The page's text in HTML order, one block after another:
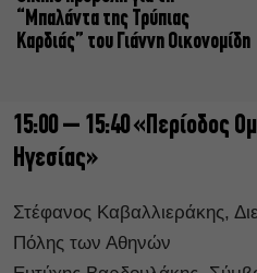
“Μπαλάντα της Τρύπιας
Καρδιάς” του Γιάννη Οικονομίδη
15:00 – 15:40 «Περίοδος
Ηγεσίας»
Στέφανος Καβαλλιεράκης,
Πόλης των Αθηνών